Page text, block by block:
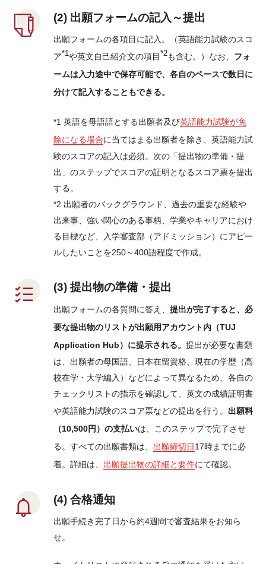
(2) 出願フォームの記入～提出
出願フォームの各項目に記入。（英語能力試験のスコ
ア*1 や英文自己紹介文の項目*2も含む。）なお、 フォ
ームは入力途中で保存可能で、各自のペースで数日に
分けて記入することもできる。
*1 英語を母語語とする出願者及び英語能力試験が免
除になる場合に当てはまる出願者を除き、英語能力試
験のスコアの記入は必須。次の「提出物の準備・提
出」のステップでスコアの証明となるスコア票を提出
する。
*2 出願者のバックグラウンド、過去の重要な経験や
出来事、強い関心のある事柄、学業やキャリアにおけ
る目標など、入学審査部（アドミッション）にアピー
ルしたいことを250～400語程度で作成。
(3) 提出物の準備・提出
出願フォームの各質問に答え、 提出が完了すると、必
要な提出物のリストが出願用アカウント内（TUJ
Application Hub）に提示される。 提出が必要な書類
は、出願者の母国語、日本在留資格、現在の学歴（高
校在学・大学編入）などによって異なるため、各自の
チェックリストの指示を確認して、英文の成績証明書
や英語能力試験のスコア票などの提出を行う。 出願料
（10,500円）の支払いは、このステップで完了させ
る。すべての出願書類は、 出願締切日17時までに必
着。詳細は、 出願提出物の詳細と要件にて確認。
(4) 合格通知
出願手続き完了日から約4週間で審査結果をお知ら
せ。